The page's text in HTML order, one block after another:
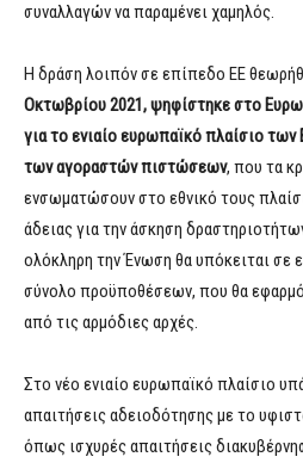
συναλλαγών να παραμένει χαμηλός.
Η δράση λοιπόν σε επίπεδο ΕΕ
Οκτωβρίου 2021, ψηφίστηκε στο
για το ενιαίο ευρωπαϊκό πλαίσιο των
των αγοραστών πιστώσεων, που τα
ενσωματώσουν στο εθνικό τους
άδειας για την άσκηση
ολόκληρη την Ένωση θα υπόκειται σε
σύνολο προϋποθέσεων, που θα
από τις αρμόδιες αρχές.
Στο νέο ενιαίο ευρωπαϊκό πλαίσιο
απαιτήσεις αδειoδότησης με το
όπως ισχυρές απαιτήσεις